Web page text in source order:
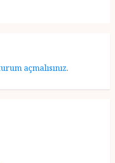
açmalısınız.